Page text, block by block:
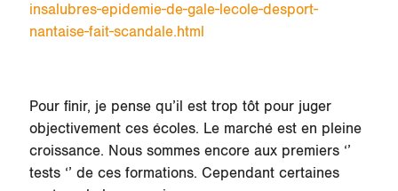
insalubres-epidemie-de-gale-lecole-desport-
nantaise-fait-scandale.html
Pour finir, je pense qu’il est trop tôt pour juger
objectivement ces écoles. Le marché est en pleine
croissance. Nous sommes encore aux premiers ‘’
tests ‘’ de ces formations. Cependant certaines